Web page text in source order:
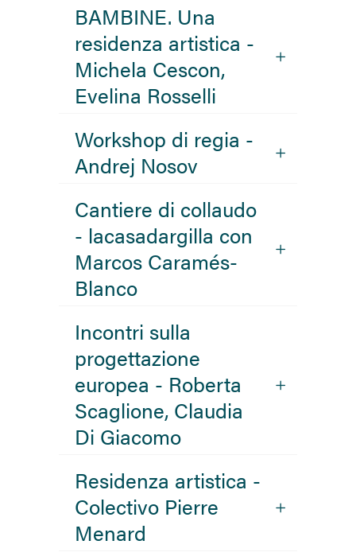
BAMBINE. Una
residenza artistica -
Michela Cescon,
Evelina Rosselli
Workshop di regia -
Andrej Nosov
Cantiere di collaudo
- lacasadargilla con
Marcos Caramés-
Blanco
Incontri sulla
progettazione
europea - Roberta
Scaglione, Claudia
Di Giacomo
Residenza artistica -
Colectivo Pierre
Menard